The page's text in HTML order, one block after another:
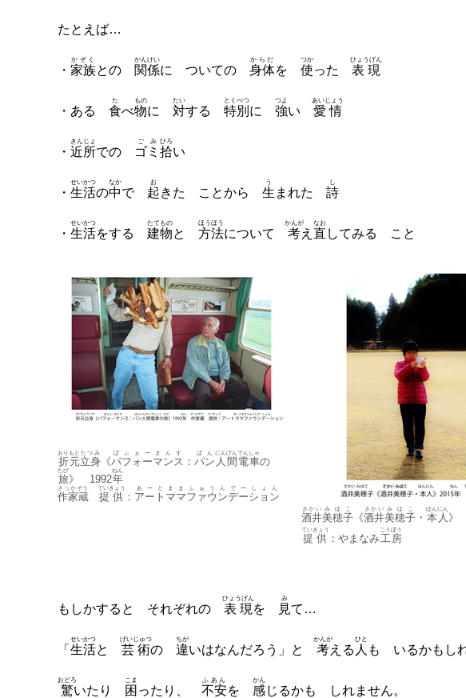
たとえば…
・ 家族
かぞく
との 関係
かんけい
に ついての 身体
からだ
を 使
つか
った 表現
ひょうげん
・ある 食
た
べ物
もの
に 対
たい
する 特別
とくべつ
に 強
つよ
い 愛情
あいじょう
・ 近所
きんじょ
での ゴミ
ごみ
拾
ひろ
い
・ 生活
せいかつ
の中
なか
で 起
お
きた ことから 生
う
まれた 詩
し
・ 生活
せいかつ
をする 建物
たてもの
と 方法
ほうほう
について 考
かんが
え 直
なお
してみる こと
折元
おりもと
立身
たつみ
《パフォーマンス
ぱふぉーまんす
： パン
ぱん
人間
にんげん
電車
でんしゃ
の
旅
たび
》 1992年
ねん
作家蔵
さっかぞう
提供
ていきょう
： アート
あーと
ママ
まま
ファウンデーション
ふぁうんでーしょん
酒井
さかい
美穂子
みほこ
《酒井
さかい
美穂子
みほこ
・ 本人
ほんにん
》
提供
ていきょう
：やまなみ工房
こうぼう
もしかすると それぞれの 表現
ひょうげん
を 見
み
て…
「 生活
せいかつ
と 芸術
げいじゅつ
の 違
ちが
いはなんだろう」と 考
かんが
える 人
ひと
も いるかもし
驚
おどろ
いたり 困
こま
ったり、 不安
ふあん
を 感
かん
じるかも しれません。